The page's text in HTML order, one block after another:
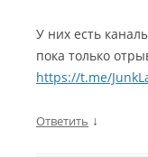
У них есть
пока только
https://t.me/
Ответить ↓